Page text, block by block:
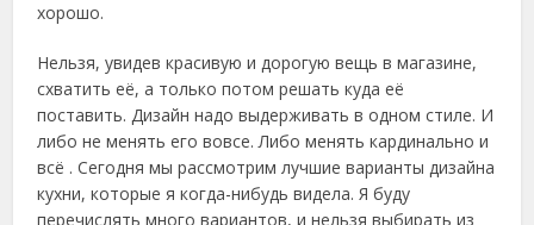
хорошо.
Нельзя, увидев красивую и дорогую вещь в магазине,
схватить её, а только потом решать куда её
поставить. Дизайн надо выдерживать в одном стиле. И
либо не менять его вовсе. Либо менять кардинально и
всё . Сегодня мы рассмотрим лучшие варианты дизайна
кухни, которые я когда-нибудь видела. Я буду
перечислять много вариантов, и нельзя выбирать из